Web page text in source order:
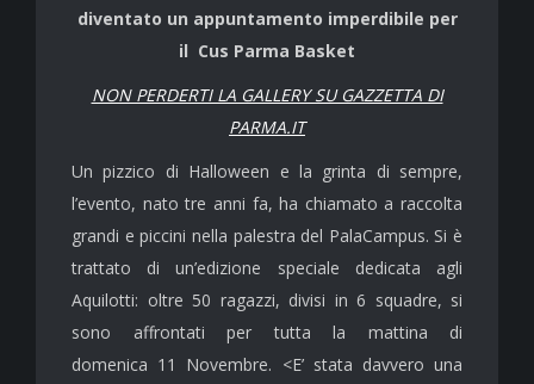
diventato un appuntamento imperdibile per
il Cus Parma Basket
NON PERDERTI LA GALLERY SU GAZZETTA DI
PARMA.IT
Un pizzico di Halloween e la grinta di sempre,
l’evento, nato tre anni fa, ha chiamato a raccolta
grandi e piccini nella palestra del PalaCampus. Si è
trattato di un’edizione speciale dedicata agli
Aquilotti: oltre 50 ragazzi, divisi in 6 squadre, si
sono affrontati per tutta la mattina di
domenica 11 Novembre. <E’ stata davvero una